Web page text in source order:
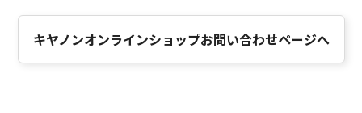
キヤノンオンラインショップお問い合わせページへ